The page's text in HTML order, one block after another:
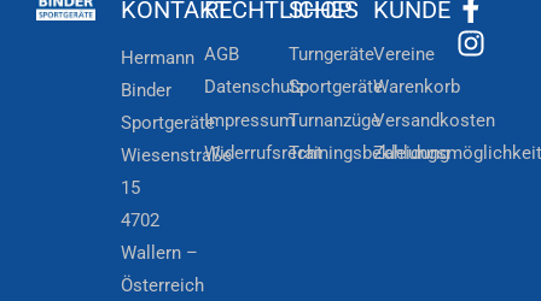
KONTAKT
Hermann
Binder
Sportgeräte
Wiesenstraße
15
4702
Wallern –
Österreich
RECHTLICHES
AGB
Datenschutz
Impressum
Widerrufsrecht
SHOP
Turngeräte
Sportgeräte
Turnanzüge
Trainingsbekleidung
KUNDE
Vereine
Warenkorb
Versandkosten